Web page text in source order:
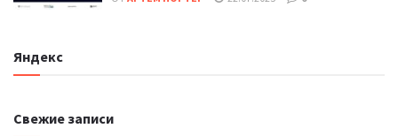
Яндекс
Свежие записи